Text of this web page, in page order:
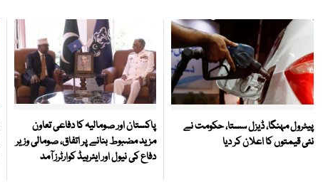
پیٹرول مہنگا، ڈیزل سستا، حکومت نے
نئی قیمتوں کا اعلان کر دیا
پاکستان اور صومالیہ کا دفاعی تعاون
مزید مضبوط بنانے پر اتفاق، صومالی وزیر
دفاع کی نیول اور ایئرہیڈ کوارٹرز آمد